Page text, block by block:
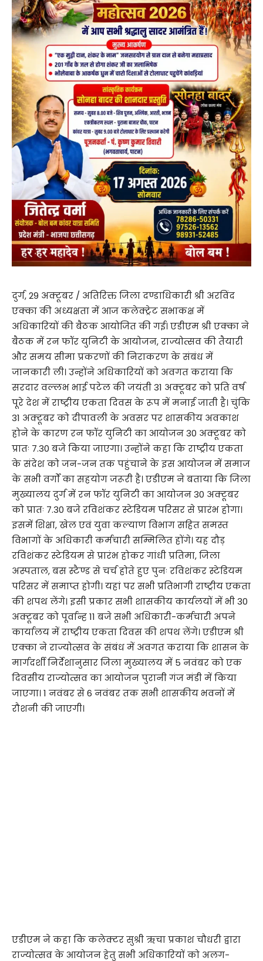
दुर्ग, 29 अक्टूबर / अतिरिक्त जिला दण्डाधिकारी श्री अरविंद
एक्का की अध्यक्षता में आज कलेक्ट्रेट सभाकक्ष में
अधिकारियों की बैठक आयोजित की गई। एडीएम श्री एक्का ने
बैठक में रन फॉर युनिटी के आयोजन, राज्योत्सव की तैयारी
और समय सीमा प्रकरणों की निराकरण के संबंध में
जानकारी ली। उन्होंने अधिकारियों को अवगत कराया कि
सरदार वल्लभ भाई पटेल की जयंती 31 अक्टूबर को प्रति वर्ष
पूरे देश में राष्ट्रीय एकता दिवस के रूप में मनाई जाती है। चुंकि
31 अक्टूबर को दीपावली के अवसर पर शासकीय अवकाश
होने के कारण रन फॉर युनिटी का आयोजन 30 अक्टूबर को
प्रातः 7.30 बजे किया जाएगा। उन्होंने कहा कि राष्ट्रीय एकता
के संदेश को जन-जन तक पहुंचाने के इस आयोजन में समाज
के सभी वर्गों का सहयोग जरूरी है। एडीएम ने बताया कि जिला
मुख्यालय दुर्ग में रन फॉर युनिटी का आयोजन 30 अक्टूबर
को प्रातः 7.30 बजे रविशंकर स्टेडियम परिसर से प्रारंभ होगा।
इसमें शिक्षा, खेल एवं युवा कल्याण विभाग सहित समस्त
विभागों के अधिकारी कर्मचारी सम्मिलित होंगे। यह दौड़
रविशंकर स्टेडियम से प्रारंभ होकर गांधी प्रतिमा, जिला
अस्पताल, बस स्टैण्ड से चर्च होते हुए पुनः रविशंकर स्टेडियम
परिसर में समाप्त होगी। यहां पर सभी प्रतिभागी राष्ट्रीय एकता
की शपथ लेंगे। इसी प्रकार सभी शासकीय कार्यलयों में भी 30
अक्टूबर को पूर्वान्ह 11 बजे सभी अधिकारी-कर्मचारी अपने
कार्यालय में राष्ट्रीय एकता दिवस की शपथ लेंगे। एडीएम श्री
एक्का ने राज्योत्सव के संबंध में अवगत कराया कि शासन के
मार्गदर्शी निर्देशानुसार जिला मुख्यालय में 5 नवंबर को एक
दिवसीय राज्योत्सव का आयोजन पुरानी गंज मंडी में किया
जाएगा। 1 नवंबर से 6 नवंबर तक सभी शासकीय भवनों में
रौशनी की जाएगी।
एडीएम ने कहा कि कलेक्टर सुश्री ऋचा प्रकाश चौधरी द्वारा
राज्योत्सव के आयोजन हेतु सभी अधिकारियों को अलग-